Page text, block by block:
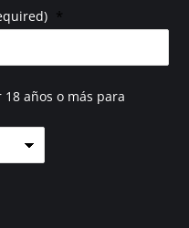
*
años o más para